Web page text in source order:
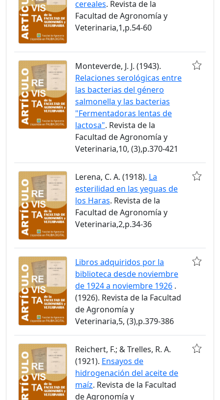
cereales. Revista de la
Facultad de Agronomía y
Veterinaria,1,p.54-60
Monteverde, J. J. (1943).
Relaciones serológicas entre
las bacterias del género
salmonella y las bacterias
"Fermentadoras lentas de
lactosa". Revista de la
Facultad de Agronomía y
Veterinaria,10, (3),p.370-421
Lerena, C. A. (1918). La
esterilidad en las yeguas de
los Haras. Revista de la
Facultad de Agronomía y
Veterinaria,2,p.34-36
Libros adquiridos por la
biblioteca desde noviembre
de 1924 a noviembre 1926 .
(1926). Revista de la Facultad
de Agronomía y
Veterinaria,5, (3),p.379-386
Reichert, F.; & Trelles, R. A.
(1921). Ensayos de
hidrogenación del aceite de
maíz. Revista de la Facultad
de Agronomía y